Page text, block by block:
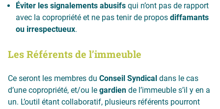
Éviter les signalements abusifs qui n’ont pas de rapport
avec la copropriété et ne pas tenir de propos diffamants
ou irrespectueux.
Les Référents de l’immeuble
Ce seront les membres du Conseil Syndical dans le cas
d’une copropriété, et/ou le gardien de l’immeuble s’il y en a
un. L’outil étant collaboratif, plusieurs référents pourront